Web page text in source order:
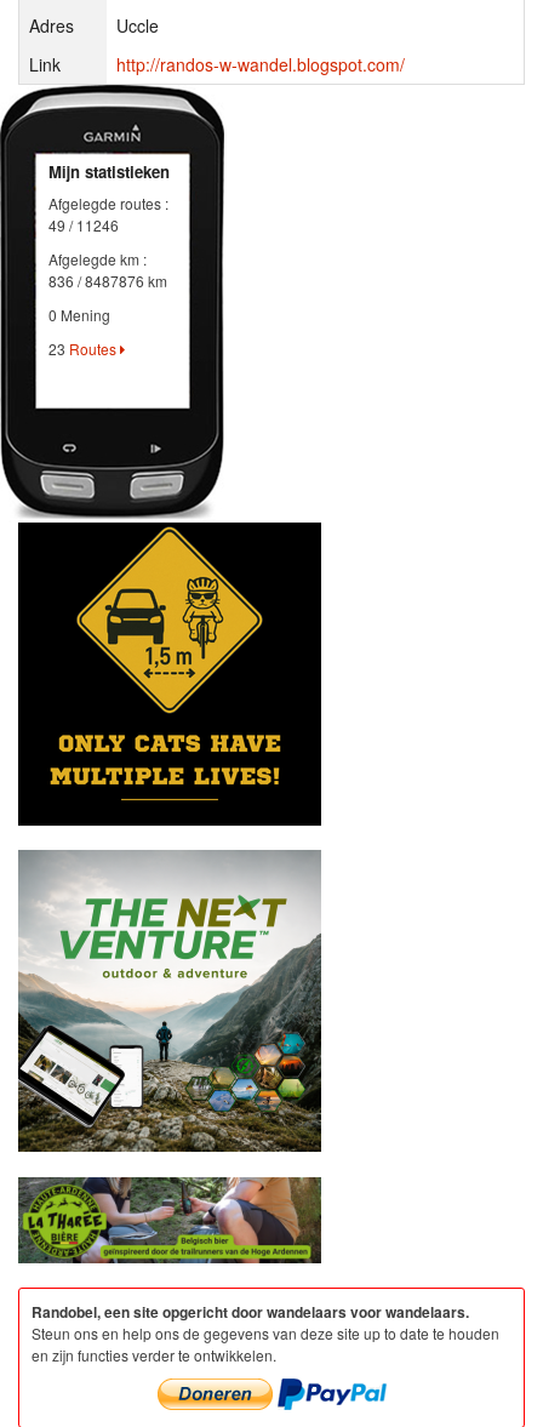
Adres
Uccle
Link
http://randos-w-wandel.blogspot.com/
Mijn statistieken
Afgelegde routes :
49 / 11246
Afgelegde km :
836 / 8487876 km
0 Mening
23 Routes
Randobel, een site opgericht door wandelaars voor wandelaars.
Steun ons en help ons de gegevens van deze site up to date te houden
en zijn functies verder te ontwikkelen.